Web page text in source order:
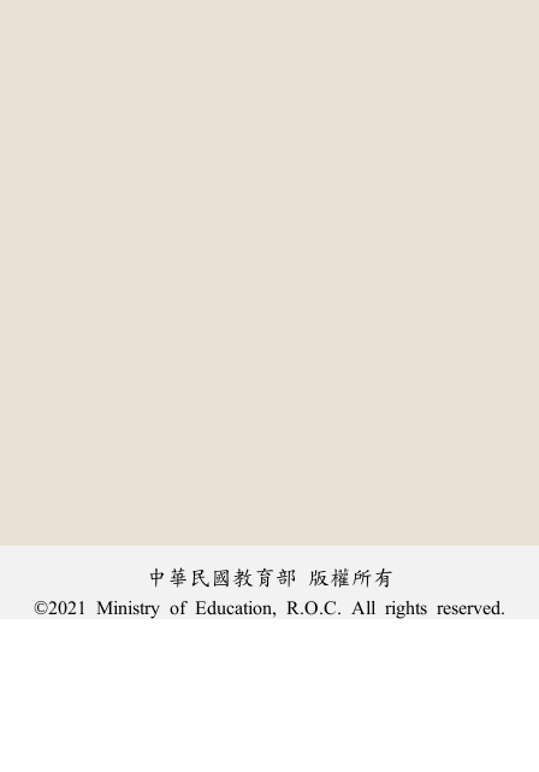
中華民國教育部 版權所有
©2021 Ministry of Education, R.O.C. All rights reserved.